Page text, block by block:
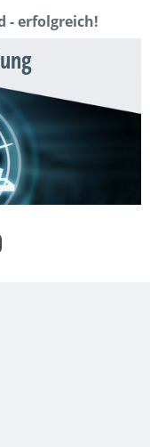
- erfolgreich!